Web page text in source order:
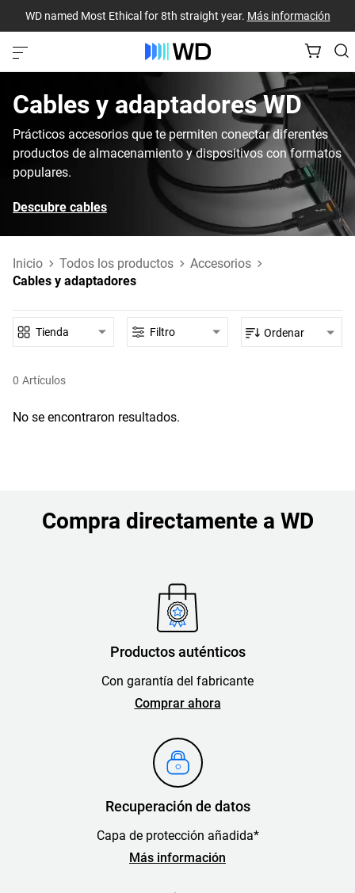
WD named Most Ethical for 8th straight year. Más información
Cables y adaptadores‎ WD‎
Prácticos accesorios que te permiten conectar diferentes
productos de almacenamiento y dispositivos con formatos
populares.
Descubre cables
Inicio Todos los productos
Accesorios
Cables y adaptadores
0 Artículos
Tienda Filtro Ordenar
No se encontraron resultados.
Compra directamente a WD
Productos auténticos
Con garantía del fabricante
Comprar ahora
Recuperación de datos
Capa de protección añadida*
Más información